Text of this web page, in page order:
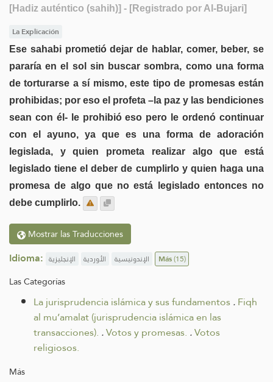
[Hadiz auténtico (sahih)] - [Registrado por Al-Bujari]
La Explicación
Ese sahabi prometió dejar de hablar, comer, beber, se
pararía en el sol sin buscar sombra, como una forma
de torturarse a sí mismo, este tipo de promesas están
prohibidas; por eso el profeta –la paz y las bendiciones
sean con él- le prohibió eso pero le ordenó continuar
con el ayuno, ya que es una forma de adoración
legislada, y quien prometa realizar algo que está
legislado tiene el deber de cumplirlo y quien haga una
promesa de algo que no está legislado entonces no
debe cumplirlo.
Mostrar las Traducciones
Idioma: الإنجليزية الأوردية الإندونيسية Más(15)
Las Categorías
La jurisprudencia islámica y sus fundamentos.Fiqh
al mu’amalat (jurisprudencia islámica en las
transacciones). .Votos y promesas. .Votos
religiosos.
Más